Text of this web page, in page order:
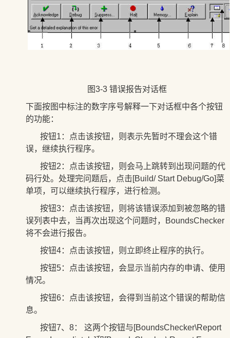
图3-3 错误报告对话框
下面按图中标注的数字序号解释一下对话框中各个按钮
的功能：
按钮1：点击该按钮，则表示先暂时不理会这个错
误，继续执行程序。
按钮2：
点击该按钮，则会马上跳转到出现问题的代
码行处。处理完问题后，点击[Build/ Start Debug/Go]菜
单项， 可以继续执行程序，进行检测。
按钮3：
点击该按钮，则将该错误添加到被忽略的错
误列表中去，当再次出现这个问题时，
BoundsChecker
将不会进行报告。
按钮4：
点击该按钮，则立即终止程序的执行。
按钮5：
点击该按钮，会显示当前内存的申请、使用
情况。
按钮6：
点击该按钮，会得到当前这个错误的帮助信
息。
按钮7、8： 这两个按钮与[BoundsChecker\Report